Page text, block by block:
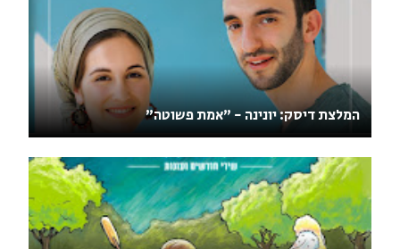
המלצת דיסק: יונינה - "אמת פשוטה"